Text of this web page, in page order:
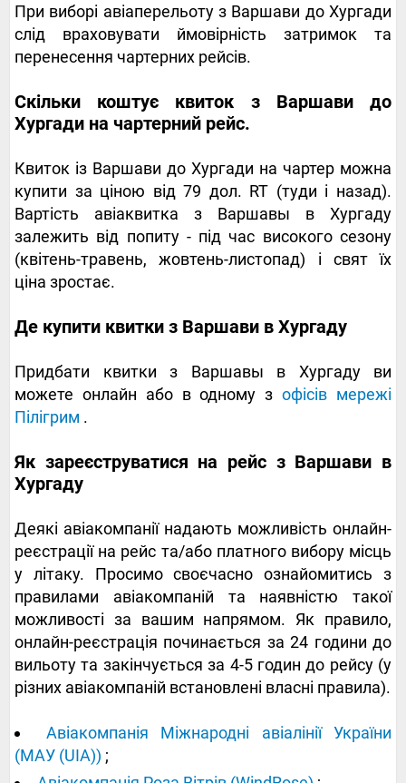
При виборі авіаперельоту з Варшави до Хургади
слід враховувати ймовірність затримок та
перенесення чартерних рейсів.
Скільки коштує квиток з Варшави до
Хургади на чартерний рейс.
Квиток із Варшави до Хургади на чартер можна
купити за ціною від 79 дол. RT (туди і назад).
Вартість авіаквитка з Варшавы в Хургаду
залежить від попиту - під час високого сезону
(квітень-травень, жовтень-листопад) і свят їх
ціна зростає.
Де купити квитки з Варшави в Хургаду
Придбати квитки з Варшавы в Хургаду ви
можете онлайн або в одному зофісів мережі
Пілігрим .
Як зареєструватися на рейс з Варшави в
Хургаду
Деякі авіакомпанії надають можливість онлайн-
реєстрації на рейс та/або платного вибору місць
у літаку. Просимо своєчасно ознайомитись з
правилами авіакомпаній та наявністю такої
можливості за вашим напрямом. Як правило,
онлайн-реєстрація починається за 24 години до
вильоту та закінчується за 4-5 годин до рейсу (у
різних авіакомпаній встановлені власні правила).
Авіакомпанія Міжнародні авіалінії України
(МАУ (UIA)) ;